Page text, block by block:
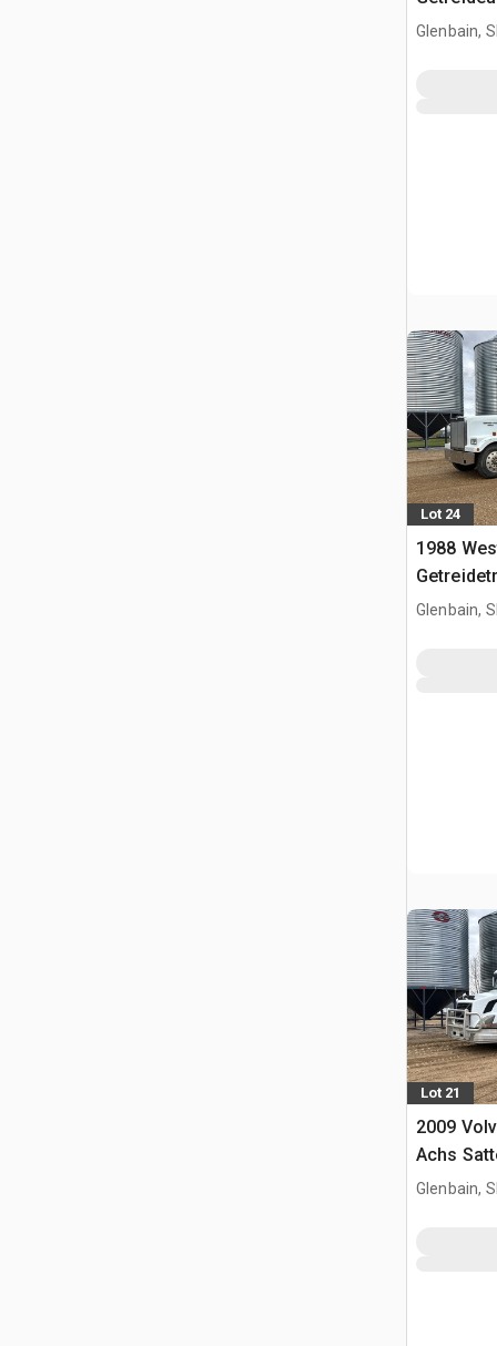
Glenbain,
Lot 24
1988
Glenbain,
Lot 21
2009
Achs
Glenbain,